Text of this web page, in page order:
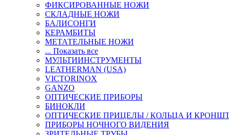
ФИКСИРОВАННЫЕ НОЖИ
СКЛАДНЫЕ НОЖИ
БАЛИСОНГИ
КЕРАМБИТЫ
МЕТАТЕЛЬНЫЕ НОЖИ
... Показать все
МУЛЬТИИНСТРУМЕНТЫ
LEATHERMAN (USA)
VICTORINOX
GANZO
ОПТИЧЕСКИЕ ПРИБОРЫ
БИНОКЛИ
ОПТИЧЕСКИЕ ПРИЦЕЛЫ / КОЛЬЦА И
ПРИБОРЫ НОЧНОГО ВИДЕНИЯ